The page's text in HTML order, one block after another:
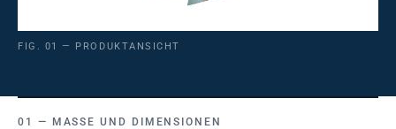
FIG. 01 — PRODUKTANSICHT
MASSE UND DIMENSIONEN